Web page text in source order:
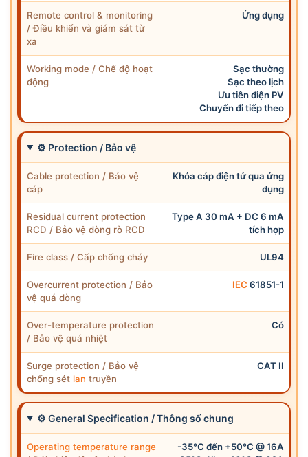
Remote control & monitoring
/ Điều khiển và giám sát từ
xa
Ứng dụng
Working mode / Chế độ hoạt
động
Sạc thường
Sạc theo lịch
Ưu tiên điện PV
Chuyến đi tiếp theo
⚙ Protection / Bảo vệ
Cable protection / Bảo vệ
cáp
Khóa cáp điện tử qua ứng
dụng
Residual current protection
RCD / Bảo vệ dòng rò RCD
Type A 30 mA + DC 6 mA
tích hợp
Fire class / Cấp chống cháy UL94
Overcurrent protection / Bảo
vệ quá dòng
IEC 61851-1
Over-temperature protection
/ Bảo vệ quá nhiệt
Có
Surge protection / Bảo vệ
chống sét lan truyền
CAT II
⚙ General Specification / Thông số chung
Operating temperature range
-35°C đến +50°C @ 16A